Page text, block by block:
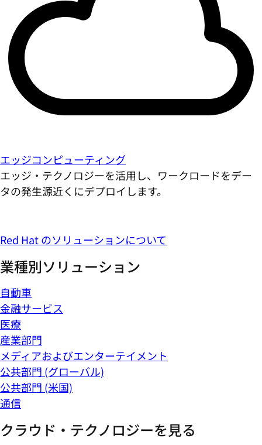
エッジコンピューティング
エッジ・テクノロジーを活用し、ワークロードをデー
タの発生源近くにデプロイします。
Red Hat のソリューションについて
業種別ソリューション
自動車
金融サービス
医療
産業部門
メディアおよびエンターテイメント
公共部門 (グローバル)
公共部門 (米国)
通信
クラウド・テクノロジーを見る